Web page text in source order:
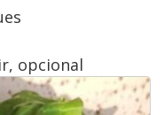
opcional